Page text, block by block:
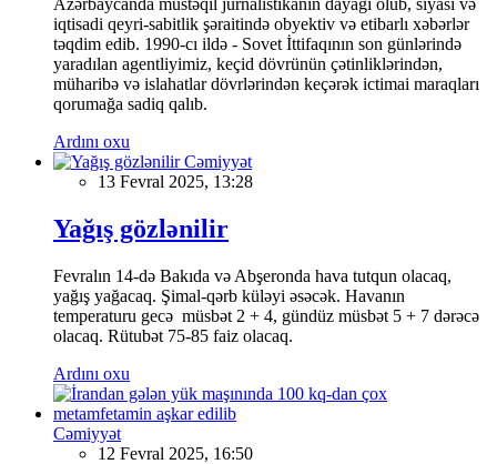
iqtisadi qeyri-sabitlik şəraitində obyektiv və etibarlı xəbərlər
təqdim edib. 1990-cı ildə - Sovet İttifaqının son günlərində
yaradılan agentliyimiz, keçid dövrünün çətinliklərindən,
müharibə və islahatlar dövrlərindən keçərək ictimai maraqları
qorumağa sadiq qalıb.
Ardını oxu
Cəmiyyət
13 Fevral 2025, 13:28
Yağış gözlənilir
Fevralın 14-də Bakıda və Abşeronda hava tutqun olacaq,
yağış yağacaq. Şimal-qərb küləyi əsəcək. Havanın
temperaturu gecə müsbət 2 + 4, gündüz müsbət 5 + 7 dərəcə
olacaq. Rütubət 75-85 faiz olacaq.
Ardını oxu
Cəmiyyət
12 Fevral 2025, 16:50